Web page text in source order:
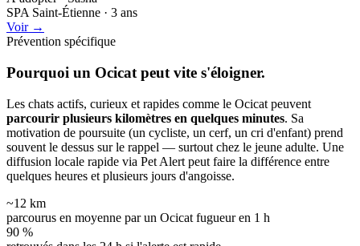
SPA Saint-Étienne · 3 ans
Voir →
Prévention spécifique
Pourquoi un Ocicat peut vite s'éloigner.
Les chats actifs, curieux et rapides comme le Ocicat peuvent
parcourir plusieurs kilomètres en quelques minutes. Sa
motivation de poursuite (un cycliste, un cerf, un cri d'enfant) prend
souvent le dessus sur le rappel — surtout chez le jeune adulte. Une
diffusion locale rapide via Pet Alert peut faire la différence entre
quelques heures et plusieurs jours d'angoisse.
~12 km
parcourus en moyenne par un Ocicat fugueur en 1 h
90 %